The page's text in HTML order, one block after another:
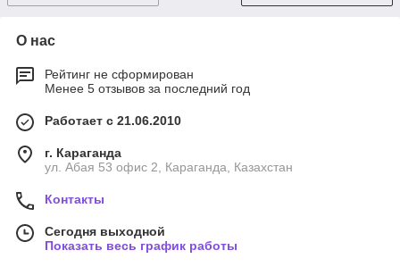
О нас
Рейтинг не сформирован
Менее 5 отзывов за последний год
Работает с 21.06.2010
г. Караганда
ул. Абая 53 офис 2, Караганда, Казахстан
Контакты
Сегодня выходной
Показать весь график работы